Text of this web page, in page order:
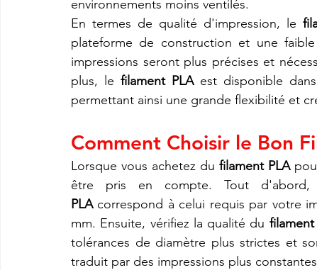
environnements moins ventilés.
En termes de qualité d'impression, le
plateforme de construction et une
impressions seront plus précises et
plus, le filament PLA est disponible
permettant ainsi une grande flexibilité et
Comment Choisir le Bon
Lorsque vous achetez du filament PLA
être pris en compte. Tout
PLA correspond à celui requis par votre
mm. Ensuite, vérifiez la qualité du filament
tolérances de diamètre plus strictes et
traduit par des impressions plus